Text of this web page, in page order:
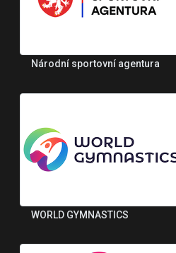
Národní sportovní agentura
WORLD GYMNASTICS